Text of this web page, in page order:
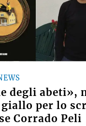
degli abeti»,
per lo
Corrado Peli